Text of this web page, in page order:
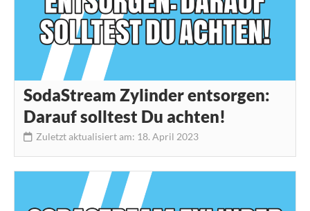
SodaStream Zylinder entsorgen:
Darauf solltest Du achten!
Zuletzt aktualisiert am: 18. April 2023